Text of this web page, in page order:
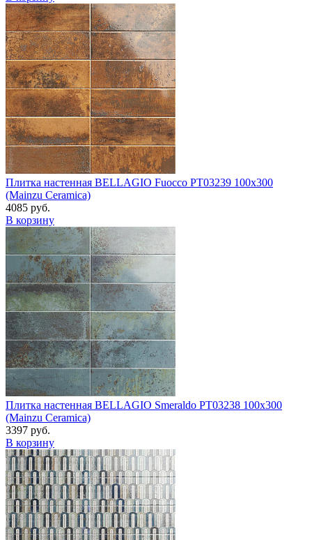
Плитка настенная BELLAGIO Fuocco PT03239 100x300
(Mainzu Ceramica)
4085 руб.
В корзину
Плитка настенная BELLAGIO Smeraldo PT03238 100x300
(Mainzu Ceramica)
3397 руб.
В корзину